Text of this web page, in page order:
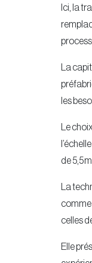
Ici, la
La
les
Le
de 5,5
La
comme
celles
Elle